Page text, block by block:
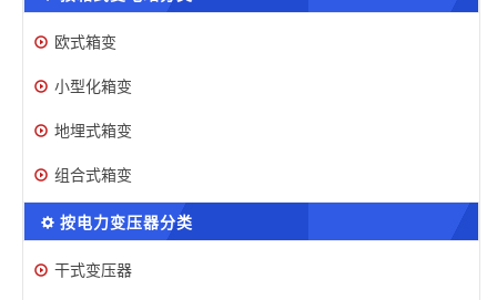
欧式箱变
小型化箱变
地埋式箱变
组合式箱变
按电力变压器分类
干式变压器